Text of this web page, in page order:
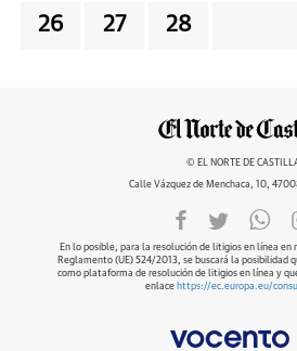
26 27 28
© EL NORTE DE
Calle Vázquez de Menchaca, 10,
En lo posible, para la resolución de litigios en línea en
Reglamento (UE) 524/2013, se buscará la posibilidad
como plataforma de resolución de litigios en línea y
enlace https://ec.europa.eu/